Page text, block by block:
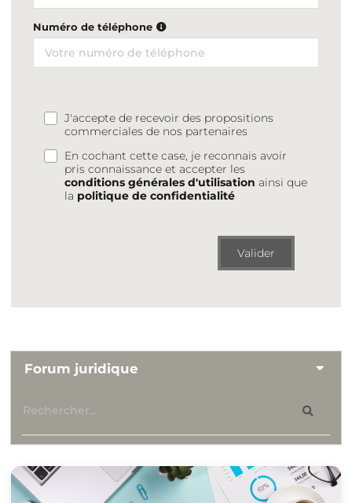
Numéro de téléphone
J'accepte de recevoir des propositions
commerciales de nos partenaires
En cochant cette case, je reconnais avoir
pris connaissance et accepter les
conditions générales d'utilisation ainsi que
la politique de confidentialité
Valider
Forum juridique